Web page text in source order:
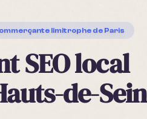
limitrophe de Paris
SEO local
de-